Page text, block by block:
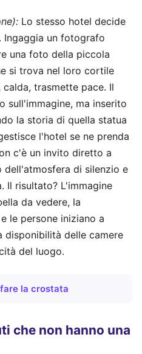
Lo stesso hotel decide
Ingaggia un fotografo
una foto della piccola
si trova nel loro cortile
trasmette pace. Il
sull'immagine, ma inserito
la storia di quella statua
l'hotel se ne prenda
c'è un invito diretto a
dell'atmosfera di silenzio e
Il risultato? L'immagine
da vedere, la
le persone iniziano a
disponibilità delle camere
del luogo.
la crostata
che non hanno una